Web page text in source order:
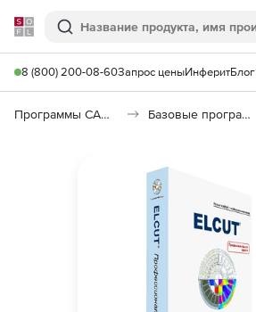
Softline
Поиск
8 (800) 200-08-60Запрос ценыИнферитБлог
Программы САПР и ГИС Базовые программы